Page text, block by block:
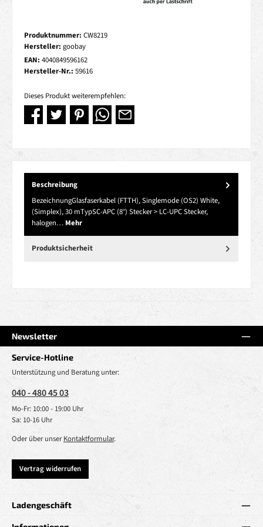
Produktnummer: CW8219
Hersteller: goobay
EAN: 4040849596162
Hersteller-Nr.: 59616
Dieses Produkt weiterempfehlen:
Beschreibung
BezeichnungGlasfaserkabel (FTTH), Singlemode (OS2) White,
(Simplex), 30 mTypSC-APC (8°) Stecker > LC-UPC Stecker,
halogen… Mehr
Produktsicherheit
Newsletter
Service-Hotline
Unterstützung und Beratung unter:
040 - 480 45 03
Mo-Fr: 10:00 - 19:00 Uhr
Sa: 10-16 Uhr
Oder über unserKontaktformular.
Vertrag widerrufen
Ladengeschäft